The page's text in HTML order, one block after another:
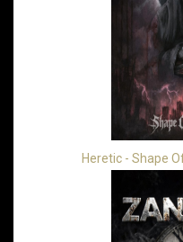
Heretic - Shape